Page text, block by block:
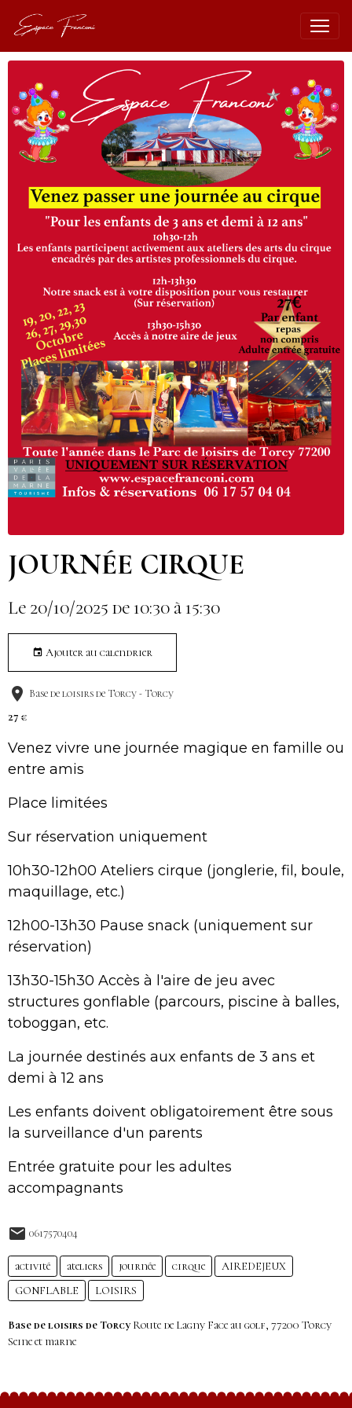
JOURNÉE CIRQUE
Le 20/10/2025 de 10:30 à 15:30
Ajouter au calendrier
Base de loisirs de Torcy - Torcy
27 €
Venez vivre une journée magique en famille ou
entre amis
Place limitées
Sur réservation uniquement
10h30-12h00 Ateliers cirque (jonglerie, fil, boule,
maquillage, etc.)
12h00-13h30 Pause snack (uniquement sur
réservation)
13h30-15h30 Accès à l'aire de jeu avec
structures gonflable (parcours, piscine à balles,
toboggan, etc.
La journée destinés aux enfants de 3 ans et
demi à 12 ans
Les enfants doivent obligatoirement être sous
la surveillance d'un parents
Entrée gratuite pour les adultes
accompagnants
0617570404
activité ateliers journée cirque
AIREDEJEUX
GONFLABLE
LOISIRS
Base de loisirs de TorcyRoute de Lagny Face au golf, 77200 Torcy
Seine et marne